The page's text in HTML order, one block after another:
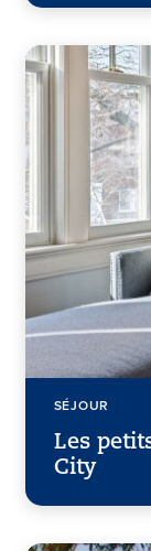
SÉJOUR
Les
City